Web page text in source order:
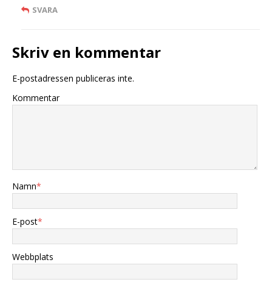
SVARA
Skriv en kommentar
E-postadressen publiceras inte.
Kommentar
Namn*
E-post*
Webbplats